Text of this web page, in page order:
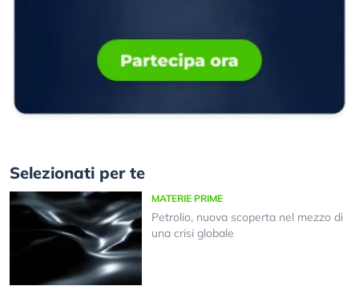
Selezionati per te
MATERIE PRIME
Petrolio, nuova scoperta nel mezzo di
una crisi globale